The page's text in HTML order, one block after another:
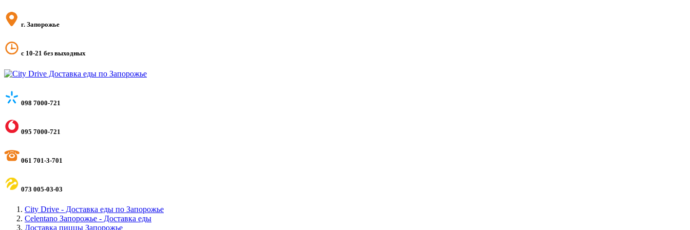
г. Запорожье
с 10-21 без выходных
098 7000-721
095 7000-721
061 701-3-701
073 005-03-03
City Drive - Доставка еды по Запорожье
Celentano Запорожье - Доставка еды
Доставка пиццы Запорожье